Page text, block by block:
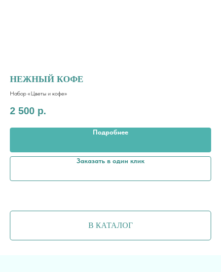
НЕЖНЫЙ КОФЕ
Набор «Цветы и кофе»
2 500 р.
Подробнее
Заказать в один клик
В КАТАЛОГ